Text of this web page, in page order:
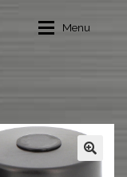
Menu